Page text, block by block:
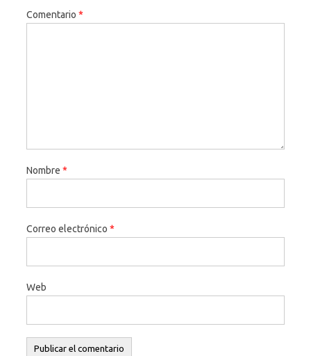
Comentario *
Nombre *
Correo electrónico *
Web